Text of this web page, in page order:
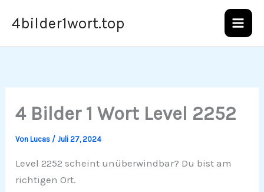
Inhalt
4bilder1wort.top
4 Bilder 1 Wort Level 2252
VonLucas /Juli 27, 2024
Level 2252 scheint unüberwindbar? Du bist am
richtigen Ort.